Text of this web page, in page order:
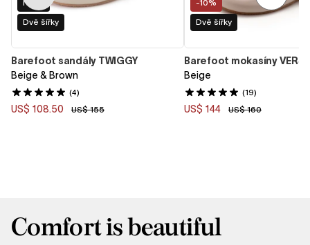
Nové
Dvě šířky
Barefoot sandály TWIGGY
Beige & Brown
(4)
US$ 108.50 US$ 155
-10%
Dvě šířky
Barefoot mokasíny
Beige
(19)
US$ 144 US$ 160
Comfort is beautiful